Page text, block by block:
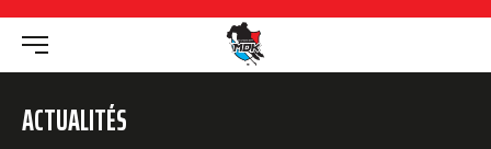
ACTUALITÉS